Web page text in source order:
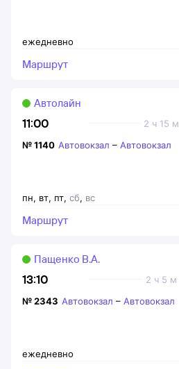
ежедневно
Маршрут
11:00 2 ч 15 м
Автолайн
пн, вт, пт, сб, вс
№1140 Автовокзал – Автовокзал
Маршрут
13:10 2 ч 5 м
Пащенко В.А.
ежедневно
№2343 Автовокзал – Автовокзал